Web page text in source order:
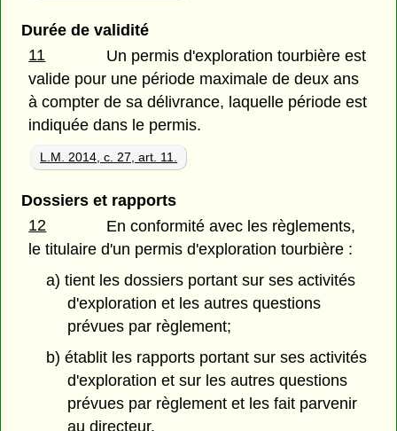
Durée de validité
11
Un permis d'exploration tourbière est
valide pour une période maximale de deux ans
à compter de sa délivrance, laquelle période est
indiquée dans le permis.
L.M. 2014, c. 27, art. 11.
Dossiers et rapports
12
En conformité avec les règlements,
le titulaire d'un permis d'exploration tourbière :
a) tient les dossiers portant sur ses activités
d'exploration et les autres questions
prévues par règlement;
b) établit les rapports portant sur ses activités
d'exploration et sur les autres questions
prévues par règlement et les fait parvenir
au directeur.